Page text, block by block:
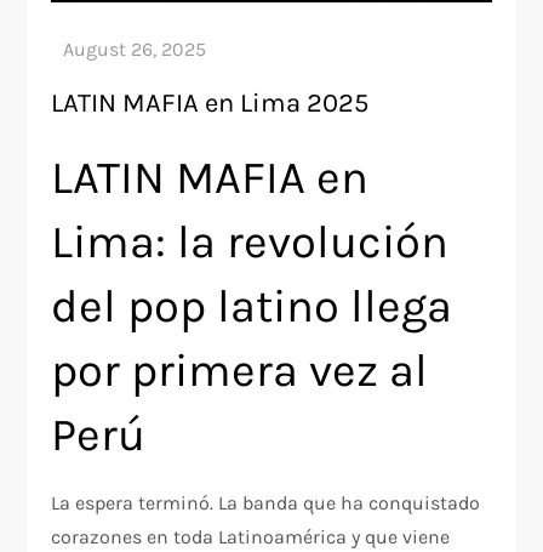
LATIN MAFIA en Lima 2025
LATIN MAFIA en
Lima: la revolución
del pop latino llega
por primera vez al
Perú
La espera terminó. La banda que ha conquistado
corazones en toda Latinoamérica y que viene